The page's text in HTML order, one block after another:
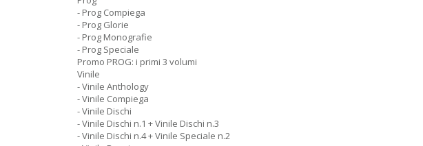
- Prog Compiega
- Prog Glorie
- Prog Monografie
- Prog Speciale
Promo PROG: i primi 3 volumi
Vinile
- Vinile Anthology
- Vinile Compiega
- Vinile Dischi
- Vinile Dischi n.1 + Vinile Dischi n.3
- Vinile Dischi n.4 + Vinile Speciale n.2